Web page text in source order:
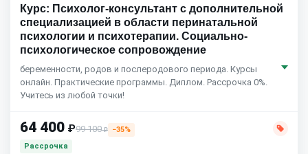
Курс: Психолог-консультант с дополнительной
специализацией в области перинатальной
психологии и психотерапии. Социально-
психологическое сопровождение
беременности, родов и послеродового периода. Курсы
онлайн. Практические программы. Диплом. Рассрочка 0%.
Учитесь из любой точки!
64 400 ₽99 100₽
−35%
Рассрочка